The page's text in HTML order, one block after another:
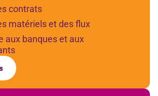
contrats
matériels et des flux
aux banques et aux